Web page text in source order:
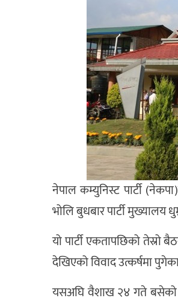
नेपाल कम्युनिस्ट पार्टी
भोलि बुधबार पार्टी मुख्यालय
यो पार्टी एकतापछिको तेस्रो
देखिएको विवाद उत्कर्षमा
यसअघि वैशाख २४ गते बसेको